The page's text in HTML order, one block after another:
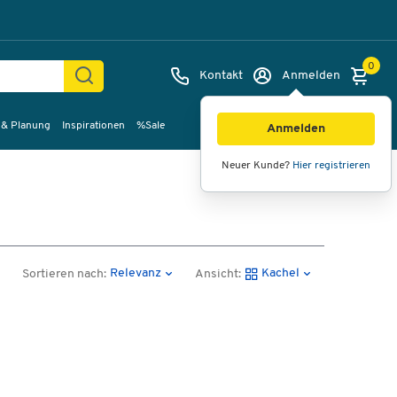
Kontakt Anmelden
Anmelden
Neuer Kunde? Hier registrieren
0
Planung Inspirationen %Sale
Sortieren nach: Relevanz Ansicht: Kachel